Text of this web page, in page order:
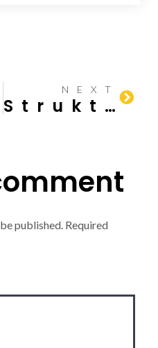
NEXT
Struktur Baja: Komponen Utama dalam Konstruksi Bangunan
published. Required